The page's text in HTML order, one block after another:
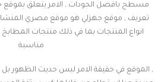
مسطح بافضل الجودات , الامر يتعلق بموقع
تعريف , موقع جهزلي هو موقع مصري
انواع المنتجات بما في ذلك منتجات
مناسبة
, الموقع في حقيقة الامر ليس حديث الظهور